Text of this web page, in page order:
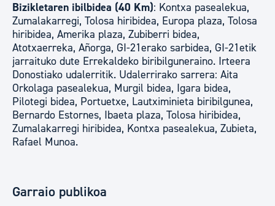
Bizikletaren ibilbidea (40 Km): Kontxa pasealekua,
Zumalakarregi, Tolosa hiribidea, Europa plaza, Tolosa
hiribidea, Amerika plaza, Zubiberri bidea,
Atotxaerreka, Añorga, GI-21erako sarbidea, GI-21etik
jarraituko dute Errekaldeko biribilguneraino. Irteera
Donostiako udalerritik. Udalerrirako sarrera: Aita
Orkolaga pasealekua, Murgil bidea, Igara bidea,
Pilotegi bidea, Portuetxe, Lautximinieta biribilgunea,
Bernardo Estornes, Ibaeta plaza, Tolosa hiribidea,
Zumalakarregi hiribidea, Kontxa pasealekua, Zubieta,
Rafael Munoa.
Garraio publikoa